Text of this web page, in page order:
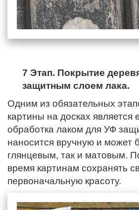
7 Этап. Покрытие
защитным слоем лака.
Одним из обязательных
картины на досках является
обработка лаком для УФ
наносится вручную и может
глянцевым, так и матовым.
время картинам сохранять
первоначальную красоту.